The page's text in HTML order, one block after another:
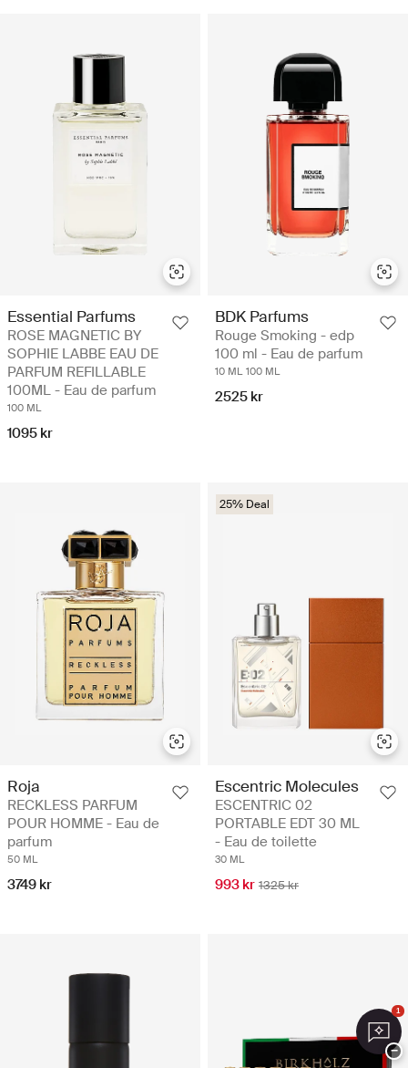
Essential Parfums
ROSE MAGNETIC BY
SOPHIE LABBE EAU DE
PARFUM REFILLABLE
100ML - Eau de parfum
100 ML
1095 kr
BDK Parfums
Rouge Smoking - edp
100 ml - Eau de parfum
10 ML 100 ML
2525 kr
Roja
RECKLESS PARFUM
POUR HOMME - Eau de
parfum
50 ML
3749 kr
25% Deal
Escentric Molecules
ESCENTRIC 02
PORTABLE EDT 30 ML
- Eau de toilette
30 ML
993 kr 1325 kr
1
−